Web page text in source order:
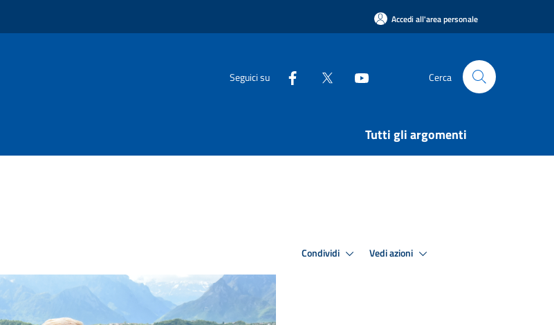
Accedi all'area personale
Seguici su Cerca
Tutti gli argomenti
Condividi Vedi azioni